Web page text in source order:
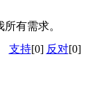
有需求。
支持[0] 反对[0]